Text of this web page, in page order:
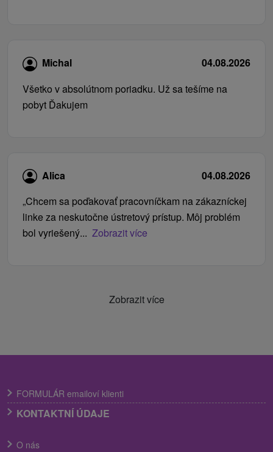
Michal
04.08.2026
Všetko v absolútnom poriadku. Už sa tešíme na
pobyt Ďakujem
Alica
04.08.2026
„Chcem sa poďakovať pracovníčkam na zákazníckej
linke za neskutočne ústretový prístup. Môj problém
bol vyriešený... Zobrazit více
Zobrazit více
FORMULÁR emailoví klienti
KONTAKTNÍ ÚDAJE
O nás